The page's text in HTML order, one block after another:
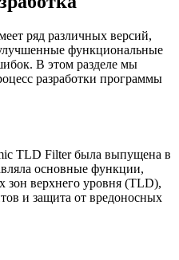
ряд различных версий,
функциональные
В этом разделе мы
разработки программы
TLD Filter была выпущена в
основные функции,
зон верхнего уровня (TLD),
и защита от вредоносных